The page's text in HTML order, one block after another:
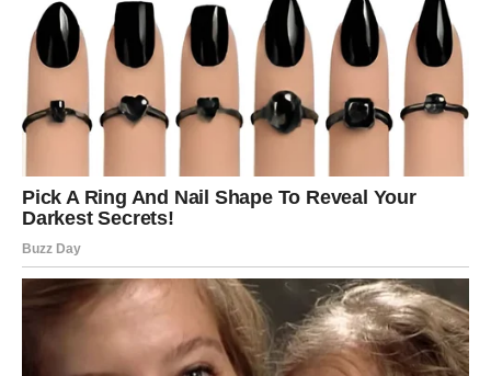
od života.
Jedna odluka sada vam donosi mnogo više mira i
sigurnosti.
Pred vama su veoma posebni trenuci.
VAGA
Vage ulaze u jedan od najljepših ljubavnih perioda života.